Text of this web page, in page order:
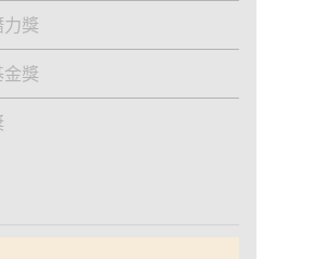
獎
獎